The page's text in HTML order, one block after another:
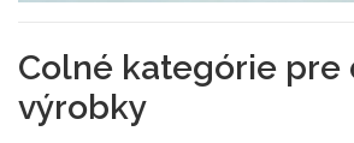
Colné kategórie pre
výrobky